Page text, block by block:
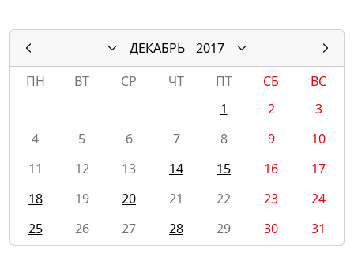
ДЕКАБРЬ
2017
ПН
ВТ СР ЧТ ПТ СБ
ВС
1
2
3
4
5 6 7 8 9
10
11
12 13 14 15 16
17
18
19 20 21 22 23
24
25
26 27 28 29 30 31